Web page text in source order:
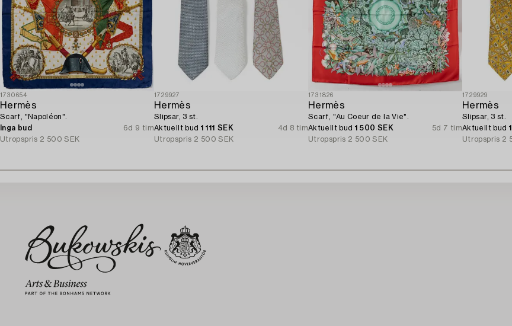
1730654
Hermès
Scarf, "Napoléon".
Inga bud
6d 9 tim
Utropspris 2 500 SEK
1729927
Hermès
Slipsar, 3 st.
Aktuellt bud 1 111 SEK
4d 8 tim
Utropspris 2 500 SEK
1731826
Hermès
Scarf, "Au Coeur de la Vie".
Aktuellt bud 1 500 SEK
5d 7 tim
Utropspris 2 500 SEK
1729929
Hermès
Slipsar, 3 st.
Aktuellt bud
Utropspris 2